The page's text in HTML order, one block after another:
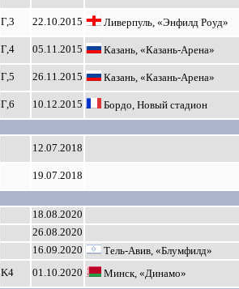
Г,3 22.10.2015 Ливерпуль, «Энфилд Роуд»
Г,4 05.11.2015 Казань, «Казань-Арена»
Г,5 26.11.2015 Казань, «Казань-Арена»
Г,6 10.12.2015 Бордо, Новый стадион
12.07.2018
19.07.2018
18.08.2020
26.08.2020
16.09.2020 Тель-Авив, «Блумфилд»
K4 01.10.2020 Минск, «Динамо»